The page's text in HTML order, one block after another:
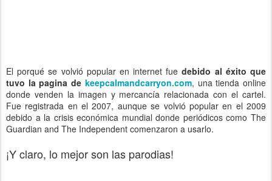
El porqué se volvió popular en internet fuedebido al éxito que
tuvo la pagina de keepcalmandcarryon.com, una tienda online
donde venden la imagen y mercancía relacionada con el cartel.
Fue registrada en el 2007, aunque se volvió popular en el 2009
debido a la crisis económica mundial donde periódicos como The
Guardian and The Independent comenzaron a usarlo.
¡Y claro, lo mejor son las parodias!